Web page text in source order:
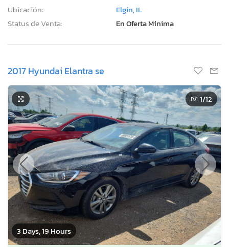
Ubicación:
Elgin, IL
Status de Venta:
En Oferta Mínima
2017 Hyundai Elantra se
3 Days, 19 Hours
1/12